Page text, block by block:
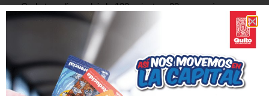
Cada tren dispondrá de 132 asientos, 22 por vagón.
El tiempo de vida útil de los trenes es de 35 años cada uno, o
Están dotados de un
sistema de información al usuario:
letreros electrónicos de información, avisos sonoros,
detección de incendios, etc.